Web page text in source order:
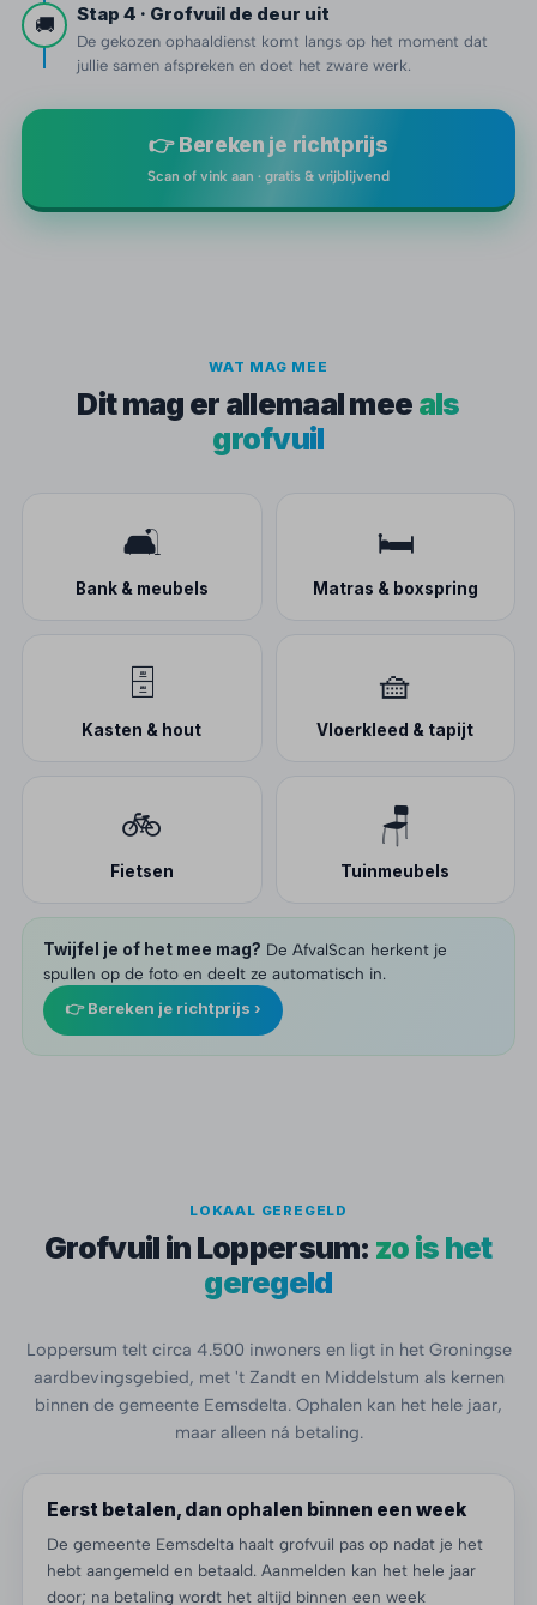
🚚 Stap 4 · Grofvuil de deur uit
De gekozen ophaaldienst komt langs op het moment dat
jullie samen afspreken en doet het zware werk.
👉 Bereken je richtprijs
Scan of vink aan · gratis & vrijblijvend
WAT MAG MEE
Dit mag er allemaal mee als
grofvuil
🛋️
Bank & meubels
🛏️
Matras & boxspring
🗄️
Kasten & hout
🧺
Vloerkleed & tapijt
🚲
Fietsen
🪑
Tuinmeubels
Twijfel je of het mee mag? De AfvalScan herkent je
spullen op de foto en deelt ze automatisch in.
👉 Bereken je richtprijs ›
LOKAAL GEREGELD
Grofvuil in Loppersum: zo is het
geregeld
Loppersum telt circa 4.500 inwoners en ligt in het Groningse
aardbevingsgebied, met 't Zandt en Middelstum als kernen
binnen de gemeente Eemsdelta. Ophalen kan het hele jaar,
maar alleen ná betaling.
Eerst betalen, dan ophalen binnen een week
De gemeente Eemsdelta haalt grofvuil pas op nadat je het
hebt aangemeld en betaald. Aanmelden kan het hele jaar
door; na betaling wordt het altijd binnen een week